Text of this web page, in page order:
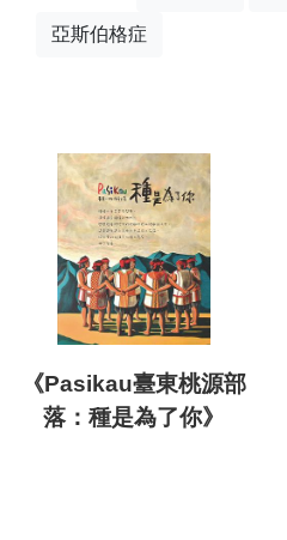
亞斯伯格症
《Pasikau臺東桃源部
落：種是為了你》